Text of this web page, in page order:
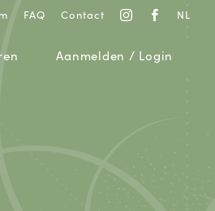
FAQ Contact   NL
Aanmelden / Login